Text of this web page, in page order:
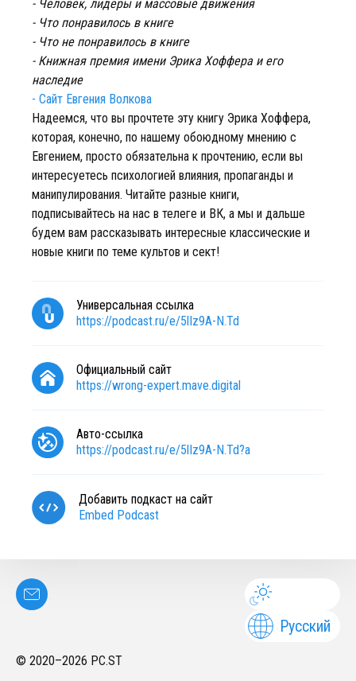
- Человек, лидеры и массовые движения
- Что понравилось в книге
- Что не понравилось в книге
- Книжная премия имени Эрика Хоффера и его
наследие
- Сайт Евгения Волкова
Надеемся, что вы прочтете эту книгу Эрика Хоффера,
которая, конечно, по нашему обоюдному мнению с
Евгением, просто обязательна к прочтению, если вы
интересуетесь психологией влияния, пропаганды и
манипулирования. Читайте разные книги,
подписывайтесь на нас в телеге и ВК, а мы и дальше
будем вам рассказывать интересные классические и
новые книги по теме культов и сект!
Универсальная ссылка
https://podcast.ru/e/5lIz9A-N.Td
Официальный сайт
https://wrong-expert.mave.digital
Авто-ссылка
https://podcast.ru/e/5lIz9A-N.Td?a
Добавить подкаст на сайт
Embed Podcast
Русский
© 2020–2026 PC.ST